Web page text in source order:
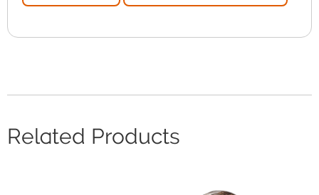
Related Products